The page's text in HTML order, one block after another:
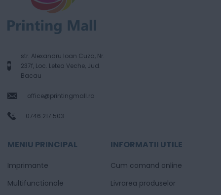
str. Alexandru Ioan Cuza, Nr.
237f, Loc. Letea Veche, Jud.
Bacau
office@printingmall.ro
0746.217.503
MENIU PRINCIPAL
Imprimante
Multifunctionale
INFORMATII UTILE
Cum comand online
Livrarea produselor